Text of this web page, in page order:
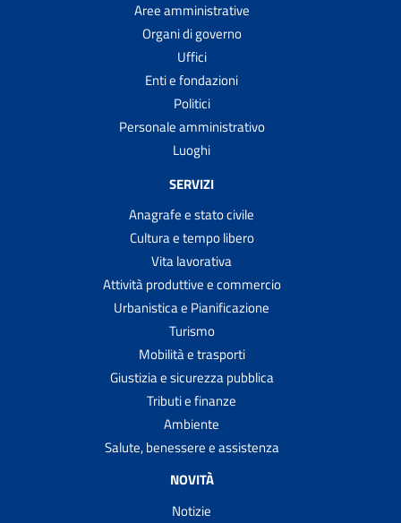
Aree amministrative
Organi di governo
Uffici
Enti e fondazioni
Politici
Personale amministrativo
Luoghi
SERVIZI
Anagrafe e stato civile
Cultura e tempo libero
Vita lavorativa
Attività produttive e commercio
Urbanistica e Pianificazione
Turismo
Mobilità e trasporti
Giustizia e sicurezza pubblica
Tributi e finanze
Ambiente
Salute, benessere e assistenza
NOVITÀ
Notizie